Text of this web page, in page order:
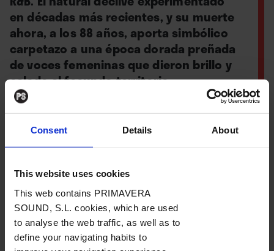
Consent Details About
This website uses cookies
This web contains PRIMAVERA
SOUND, S.L. cookies, which are used
to analyse the web traffic, as well as to
define your navigating habits to
en décadas más recientes, y su muerte
ahora, a los 88 años, aporta simbólico
carpetazo a una época dorada preñada
de voces femeninas que dieron brillo y
calado al fecundo territorio
baladístico.
25. 02. 2025